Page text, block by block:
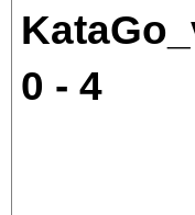
0 - 4